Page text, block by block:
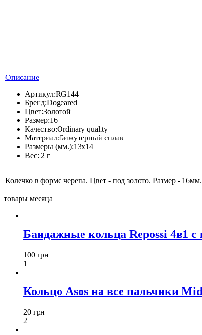
Описание
Артикул:RG144
Бренд:Dogeared
Цвет:Золотой
Размер:16
Качество:Ordinary quality
Материал:Бижутерный сплав
Размеры (мм.):13x14
Вес: 2 г
Колечко в форме черепа. Цвет - под золото. Размер -
товары месяца
Бандажные кольца Repossi 4в1
100 грн
1
Кольцо Asos на все пальчики
20 грн
2